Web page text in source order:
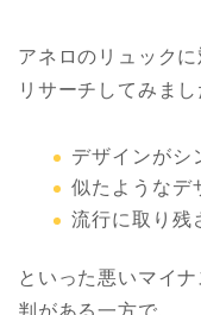
アネロのリュック
リサーチしてみまし
デザインがシ
似たようなデ
流行に取り残
といった悪いマイ
判がある一方で、